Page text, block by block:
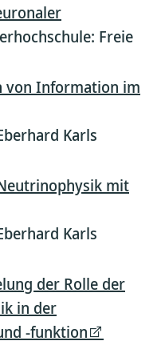
Freie
von Information im
Karls
mit
Karls
der Rolle der
in der
-funktion